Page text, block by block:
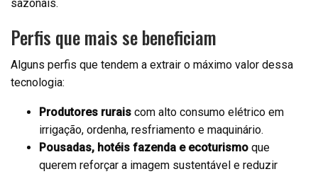
sazonais.
Perfis que mais se beneficiam
Alguns perfis que tendem a extrair o máximo valor dessa
tecnologia:
Produtores rurais com alto consumo elétrico em
irrigação, ordenha, resfriamento e maquinário.
Pousadas, hotéis fazenda e ecoturismo que
querem reforçar a imagem sustentável e reduzir